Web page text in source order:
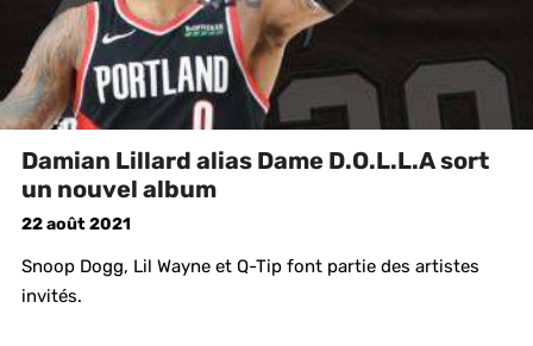
Damian Lillard alias Dame D.O.L.L.A sort
un nouvel album
22 août 2021
Snoop Dogg, Lil Wayne et Q-Tip font partie des artistes
invités.